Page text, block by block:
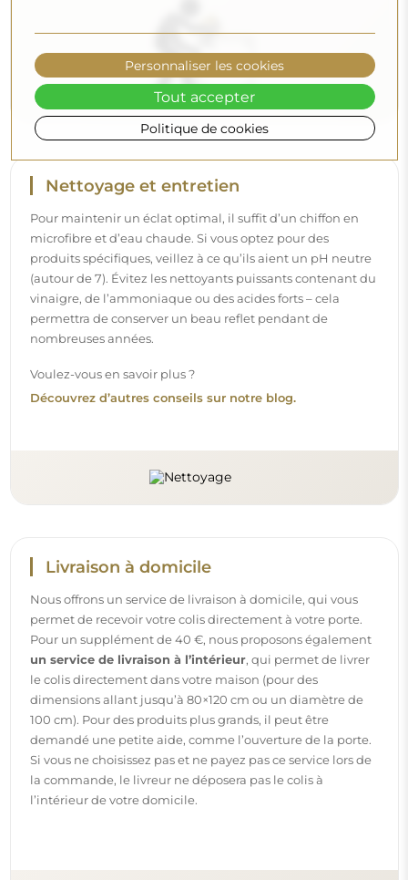
Découvrez d’autres conseils sur notre blog.
Livraison à domicile
Nous offrons un service de livraison à domicile, qui vous
permet de recevoir votre colis directement à votre porte.
Pour un supplément de 40 €, nous proposons également
un service de livraison à l’intérieur
, qui permet de livrer
le colis directement dans votre maison (pour des
dimensions allant jusqu’à 80×120 cm ou un diamètre de
demandé une petite aide, comme l’ouverture de la porte.
Si vous ne choisissez pas et ne payez pas ce service lors de
Instructions
Pour rendre le montage et l’utilisation de notre miroir
simples et sans souci, nous avons préparé des instructions
détaillées pour vous. Vous y trouverez toutes les étapes
nécessaires pour un montage correct du miroir, ainsi que
des conseils pour son entretien, nettoyage et
maintenance, afin de profiter de son aspect parfait
pendant longtemps.
Politique de cookies
Personnaliser les cookies
Tout accepter